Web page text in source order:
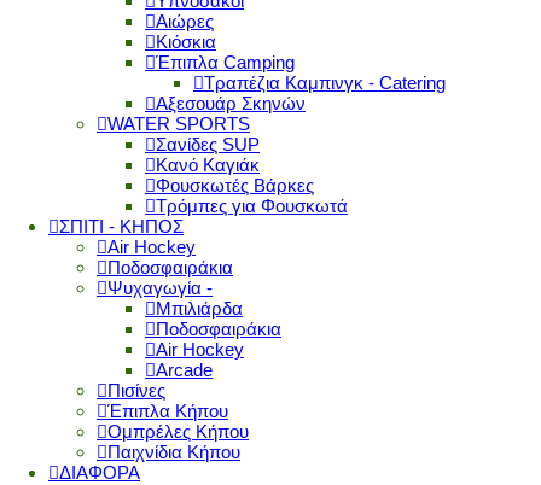
Αιώρες
Κιόσκια
Έπιπλα Camping
Τραπέζια Καμπινγκ - Catering
Αξεσουάρ Σκηνών
WATER SPORTS
Σανίδες SUP
Κανό Καγιάκ
Φουσκωτές Βάρκες
Τρόμπες για Φουσκωτά
ΣΠΙΤΙ - ΚΗΠΟΣ
Air Hockey
Ποδοσφαιράκια
Ψυχαγωγία -
Μπιλιάρδα
Ποδοσφαιράκια
Air Hockey
Arcade
Πισίνες
Έπιπλα Κήπου
Ομπρέλες Κήπου
Παιχνίδια Κήπου
ΔΙΑΦΟΡΑ